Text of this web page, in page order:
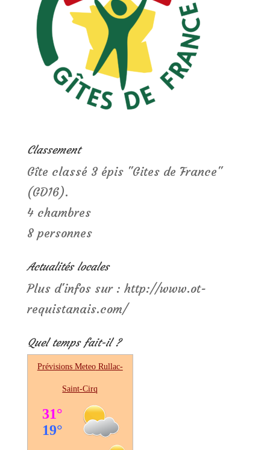
Classement
Gîte classé 3 épis "Gites de France"
(GD16).
4 chambres
8 personnes
Actualités locales
Plus d'infos sur : http://www.ot-
requistanais.com/
Quel temps fait-il ?
Prévisions MeteoRullac-
Saint-Cirq